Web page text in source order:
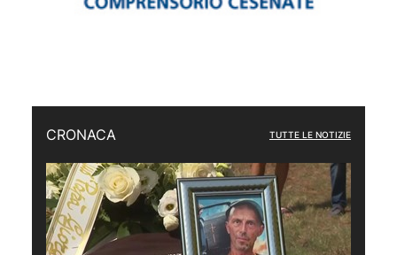
CRONACA TUTTE LE NOTIZIE